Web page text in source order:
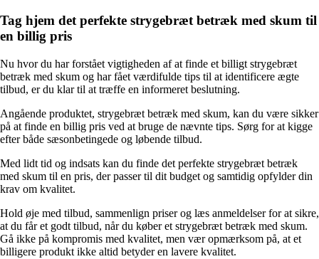
Tag hjem det perfekte strygebræt betræk med skum til
en billig pris
Nu hvor du har forstået vigtigheden af at finde et billigt strygebræt
betræk med skum og har fået værdifulde tips til at identificere ægte
tilbud, er du klar til at træffe en informeret beslutning.
Angående produktet, strygebræt betræk med skum, kan du være sikker
på at finde en billig pris ved at bruge de nævnte tips. Sørg for at kigge
efter både sæsonbetingede og løbende tilbud.
Med lidt tid og indsats kan du finde det perfekte strygebræt betræk
med skum til en pris, der passer til dit budget og samtidig opfylder din
krav om kvalitet.
Hold øje med tilbud, sammenlign priser og læs anmeldelser for at sikre,
at du får et godt tilbud, når du køber et strygebræt betræk med skum.
Gå ikke på kompromis med kvalitet, men vær opmærksom på, at et
billigere produkt ikke altid betyder en lavere kvalitet.